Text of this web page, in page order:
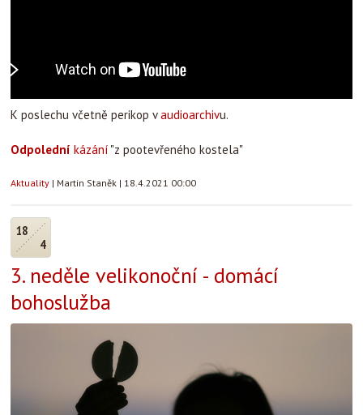
K poslechu včetně perikop vaudioarchivu.
Odpolední kázání "z pootevřeného kostela"
Aktuality | Martin Staněk | 18.4.2021 00:00
18
4
3. neděle velikonoční - domácí
bohoslužba